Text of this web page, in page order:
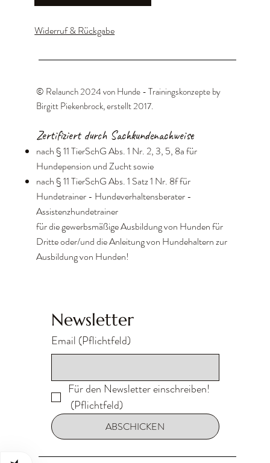
Widerruf & Rückgabe
© Relaunch 2024 von Hunde - Trainingskonzepte by
Birgitt Piekenbrock, erstellt 2017.
Zertifiziert durch Sachkundenachweise
nach § 11 TierSchG Abs. 1 Nr. 2, 3, 5, 8a für
Hundepension und Zucht sowie
nach § 11 TierSchG Abs. 1 Satz 1 Nr. 8f für
Hundetrainer - Hundeverhaltensberater -
Assistenzhundetrainer
für die gewerbsmäßige Ausbildung von Hunden für
Dritte oder/und die Anleitung von Hundehaltern zur
Ausbildung von Hunden!
Newsletter
Email (Pflichtfeld)
Für den Newsletter einschreiben!
(Pflichtfeld)
ABSCHICKEN